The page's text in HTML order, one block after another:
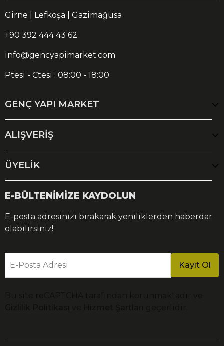
Girne | Lefkoşa | Gazimağusa
+90 392 444 43 62
info@gencyapimarket.com
Ptesi - Ctesi : 08:00 - 18:00
GENÇ YAPI MARKET
ALIŞVERİŞ
ÜYELİK
E-BÜLTENİMİZE KAYDOLUN
E-posta adresinizi bırakarak yeniliklerden haberdar
olabilirsiniz!
E-Posta Adresi Kayıt Ol